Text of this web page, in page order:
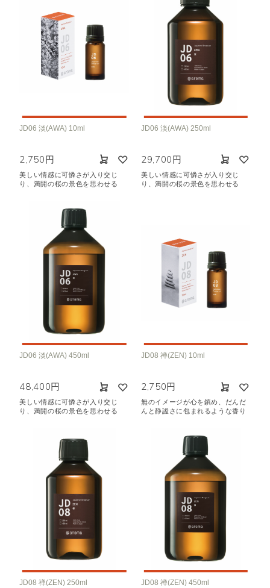
JD06 淡(AWA) 10ml
2,750円
美しい情感に可憐さが入り交じ
り、満開の桜の景色を思わせる
JD06 淡(AWA) 250ml
29,700円
美しい情感に可憐さが入り交じ
り、満開の桜の景色を思わせる
JD06 淡(AWA) 450ml
48,400円
美しい情感に可憐さが入り交じ
り、満開の桜の景色を思わせる
JD08 禅(ZEN) 10ml
2,750円
無のイメージが心を鎮め、だんだ
んと静謐さに包まれるような香り
JD08 禅(ZEN) 250ml JD08 禅(ZEN) 450ml